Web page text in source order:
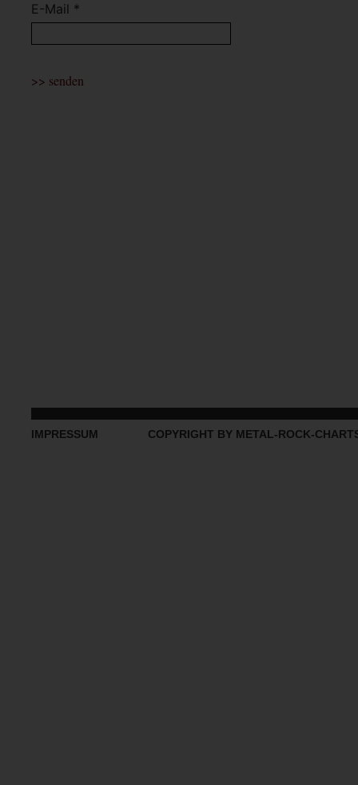
E-Mail *
IMPRESSUM COPYRIGHT BY METAL-ROCK-